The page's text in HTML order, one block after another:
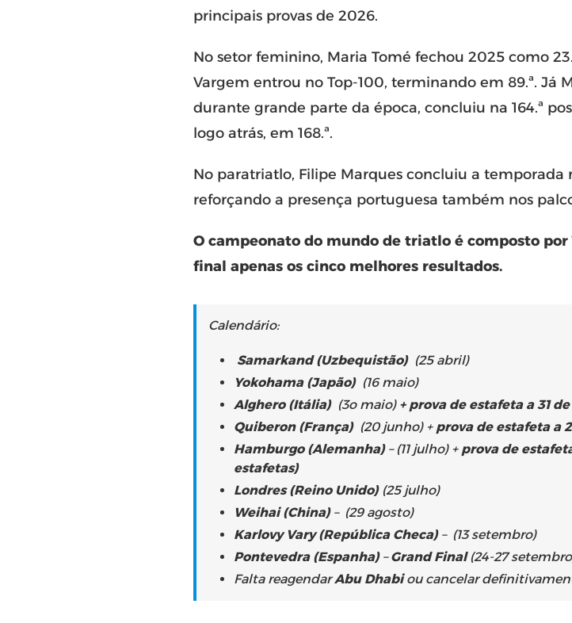
principais provas de 2026.
No setor feminino, Maria Tomé fechou 2025 como
Vargem entrou no Top-100, terminando em 89.ª. Já
durante grande parte da época, concluiu na 164.ª
logo atrás, em 168.ª.
No paratriatlo, Filipe Marques concluiu a temporada
reforçando a presença portuguesa também nos
O campeonato do mundo de triatlo é composto
final apenas os cinco melhores resultados.
Calendário:
Samarkand (Uzbequistão)(25 abril)
Yokohama (Japão)(16 maio)
Alghero (Itália)(3o maio) + prova de estafeta a 31
Quiberon (França)(20 junho) + prova de estafeta a
Hamburgo (Alemanha)– (11 julho) + prova de
estafetas)
Londres (Reino Unido)(25 julho)
Weihai (China)– (29 agosto)
Karlovy Vary (República Checa)– (13 setembro)
Pontevedra (Espanha)–Grand Final(24-27
Falta reagendarAbu Dhabiou cancelar